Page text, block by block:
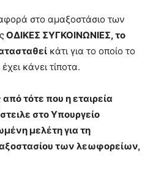
στο αμαξοστάσιο των
ΟΔΙΚΕΣ ΣΥΓΚΟΙΝΩΝΙΕΣ, το
κάτι για το οποίο το
κάνει τίποτα.
τότε που η εταιρεία
στο Υπουργείο
μελέτη για τη
των λεωφορείων,